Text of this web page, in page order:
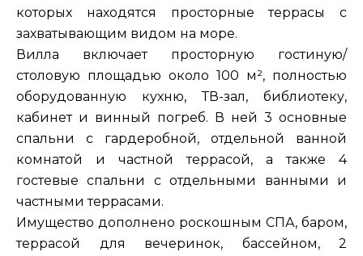
которых находятся просторные террасы с
захватывающим видом на море.
Вилла включает просторную гостиную/
столовую площадью около 100 м², полностью
оборудованную кухню, ТВ-зал, библиотеку,
кабинет и винный погреб. В ней 3 основные
спальни с гардеробной, отдельной ванной
комнатой и частной террасой, а также 4
гостевые спальни с отдельными ванными и
частными террасами.
Имущество дополнено роскошным СПА, баром,
террасой для вечеринок, бассейном, 2